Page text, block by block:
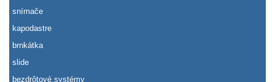
snímače
kapodastre
brnkátka
slide
bezdrôtové systémy